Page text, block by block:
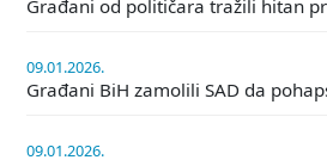
Građani od političara tražili hitan
09.01.2026.
Građani BiH zamolili SAD da
09.01.2026.